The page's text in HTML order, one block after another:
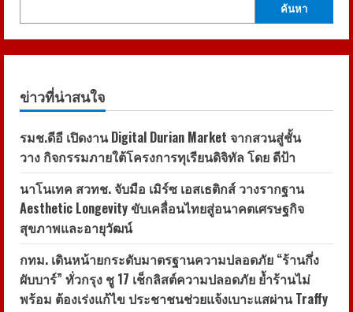
Center)
หวัง
ชีวิต
ใหม่
From
To
Life
With
ใน
ด้าน
การ
รักษา
ผู้
มี
บุตร
ยาก
จาก
ความ
ค้นหา
ข่าวที่น่าสนใจ
รมช.ดีอี เปิดงาน Digital Durian Market จากสวนสู่ชั้น
วาง กิจกรรมภายใต้โครงการทุเรียนดิจิทัล โดย ดีป้า
นาโนเทค สวทช. จับมือ เมิร์ซ เอสเธติกส์ วางรากฐาน
Aesthetic Longevity ขับเคลื่อนไทยสู่อนาคตเศรษฐกิจ
สุขภาพและอายุวัฒน์
กทม. เดินหน้ายกระดับมาตรฐานความปลอดภัย “ร้านกึ่ง
ผับบาร์” ทั่วกรุง ชู 17 เช็กลิสต์ความปลอดภัย ย้ำร้านไม่
พร้อม ต้องเร่งแก้ไข ประชาชนช่วยแจ้งเบาะแสผ่าน Traffy